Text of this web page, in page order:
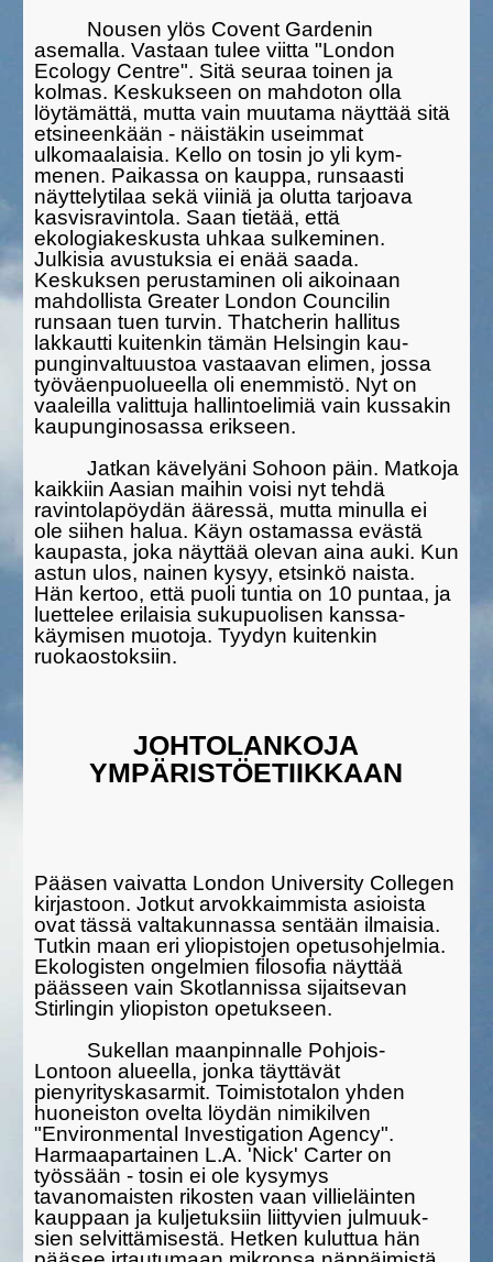
Nousen ylös Covent Gardenin
asemalla. Vastaan tulee viitta "London
Ecology Centre". Sitä seuraa toinen ja
kolmas. Keskukseen on mahdo­ton olla
löytämättä, mutta vain muutama näyttää sitä
etsineen­kään - näistäkin useimmat
ulkomaalaisia. Kello on tosin jo yli kym­
menen. Paikassa on kauppa, runsaasti
näyttelytilaa sekä viiniä ja olutta tarjoava
kasvisra­vintola. Saan tietää, että
ekologiakeskusta uhkaa sulkeminen.
Julkisia avustuksia ei enää saada.
Keskuksen perus­taminen oli aikoi­naan
mahdollista Greater Lon­don Counci­lin
runsaan tuen turvin. Thatcherin hallitus
lakkautti kuitenkin tämän Helsingin kau­
punginval­tuustoa vastaavan elimen, jossa
työväenpuolueella oli enem­mistö. Nyt on
vaaleilla valittuja hallintoelimiä vain kussakin
kaupun­ginosassa erikseen.
Jatkan kävelyäni Sohoon päin. Matkoja
kaikkiin Aasian maihin voisi nyt tehdä
ravintolapöydän ääressä, mutta minulla ei
ole siihen halua. Käyn ostamassa evästä
kaupasta, joka näyttää olevan aina auki. Kun
astun ulos, nainen kysyy, etsinkö naista.
Hän kertoo, että puoli tuntia on 10 puntaa, ja
luettelee erilaisia sukupuolisen kanssa­
käymisen muotoja. Tyydyn kuitenkin
ruokaostoksiin.
JOHTOLANKOJA
YMPÄRISTÖETIIKKAAN
Pääsen vaivatta London University Collegen
kirjastoon. Jotkut arvok­kaimmista asioista
ovat tässä valtakunnassa sentään ilmaisia.
Tutkin maan eri yliopistojen opetusohjelmia.
Ekologisten ongelmien filosofia näyttää
päässeen vain Skotlannissa sijaitsevan
Stirlingin yliopiston opetukseen.
Sukellan maanpinnalle Pohjois-
Lontoon alueella, jonka täyttävät
pienyrityskasarmit. Toimistotalon yhden
huoneiston ovelta löydän nimikilven
"Environmental Investigation Agency".
Harmaapartainen L.A. 'Nick' Carter on
työssään - tosin ei ole kysymys
tavanomaisten rikosten vaan villieläinten
kauppaan ja kuljetuksiin liitty­vien jul­muuk­
sien selvittämisestä. Hetken kuluttua hän